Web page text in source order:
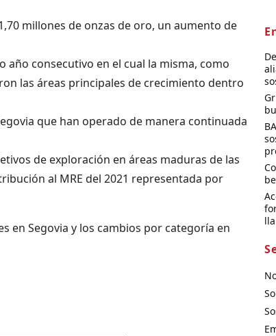
millones de onzas de oro, un aumento de
año consecutivo en el cual la misma, como
las áreas principales de crecimiento dentro
que han operado de manera continuada
de exploración en áreas maduras de las
al MRE del 2021 representada por
en Segovia y los cambios por categoría en